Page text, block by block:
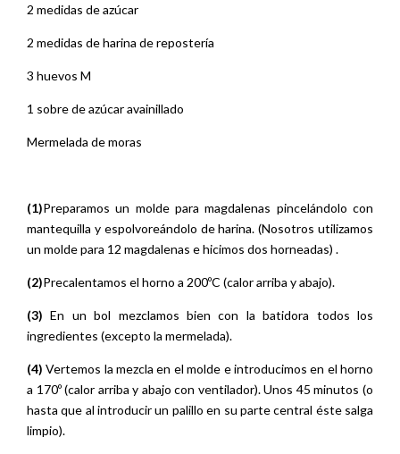
2 medidas de azúcar
2 medidas de harina de repostería
3 huevos M
1 sobre de azúcar avainillado
Mermelada de moras
(1)Preparamos un molde para magdalenas pincelándolo con
mantequilla y espolvoreándolo de harina. (Nosotros utilizamos
un molde para 12 magdalenas e hicimos dos horneadas) .
(2)Precalentamos el horno a 200ºC (calor arriba y abajo).
(3)En un bol mezclamos bien con la batidora todos los
ingredientes (excepto la mermelada).
(4) Vertemos la mezcla en el molde e introducimos en el horno
a 170º (calor arriba y abajo con ventilador). Unos 45 minutos (o
hasta que al introducir un palillo en su parte central éste salga
limpio).